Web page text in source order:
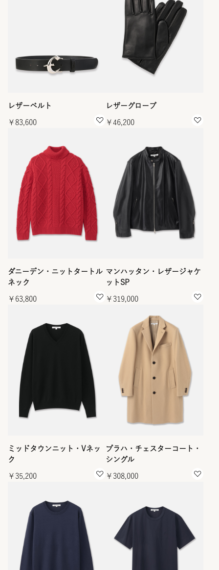
レザーベルト
￥83,600
レザーグローブ
￥46,200
ダニーデン・ニットタートル
ネック
￥63,800
マンハッタン・レザージャケ
ットSP
￥319,000
ミッドタウンニット・Vネッ
ク
￥35,200
プラハ・チェスターコート・
シングル
￥308,000